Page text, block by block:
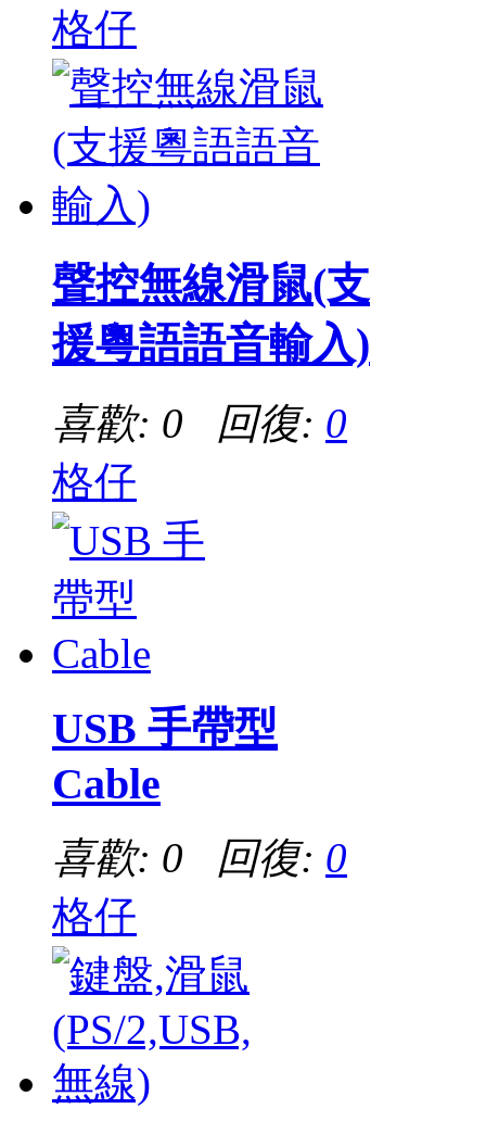
格仔
聲控無線滑鼠(支
援粵語語音輸入)
喜歡: 0 回復: 0
格仔
USB 手帶型
Cable
喜歡: 0 回復: 0
格仔